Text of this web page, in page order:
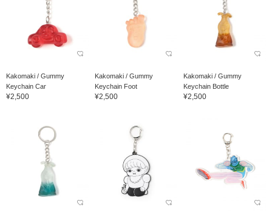
Kakomaki / Gummy
Keychain Car
¥2,500
Kakomaki / Gummy
Keychain Foot
¥2,500
Kakomaki / Gummy
Keychain Bottle
¥2,500